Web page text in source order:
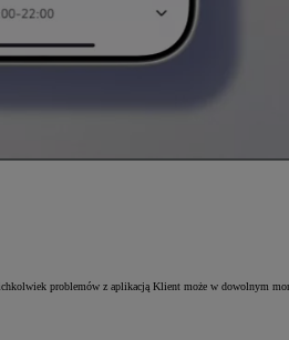
problemów z aplikacją Klient może w dowolnym